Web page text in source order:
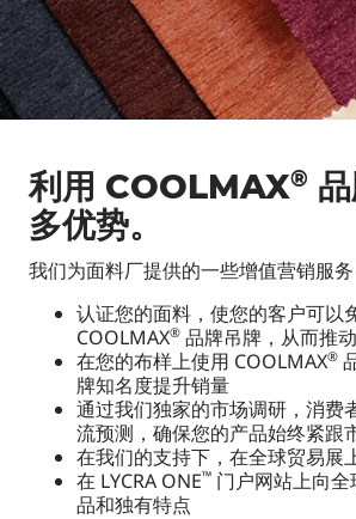
利用 COOLMAX®
多优势。
我们为面料厂提供的一些增值营销服务
认证您的面料，使您的客户可以
COOLMAX® 品牌吊牌，从而推
在您的布样上使用 COOLMAX®
牌知名度提升销量
通过我们独家的市场调研，消费
流预测，确保您的产品始终紧跟
在我们的支持下，在全球贸易展
在 LYCRA ONE™ 门户网站上向
品和独有特点